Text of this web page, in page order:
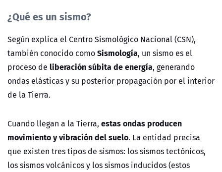
¿Qué es un sismo?
Según explica el Centro Sismológico Nacional (CSN),
también conocido comoSismología, un sismo es el
proceso de liberación súbita de energía, generando
ondas elásticas y su posterior propagación por el interior
de la Tierra.
Cuando llegan a la Tierra, estas ondas producen
movimiento y vibración del suelo. La entidad precisa
que existen tres tipos de sismos: los sismos tectónicos,
los sismos volcánicos y los sismos inducidos (estos